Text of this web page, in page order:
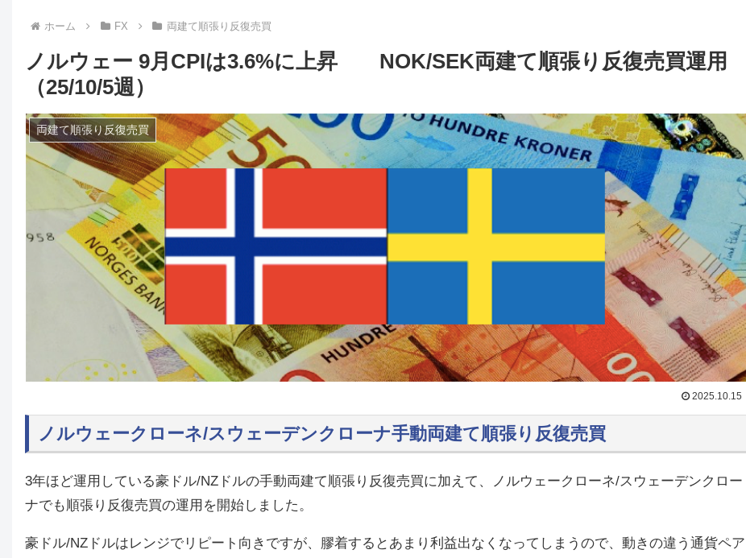
ホーム FX 両建て順張り反復売買
ノルウェー 9月CPIは3.6%に上昇 NOK/SEK両建て順張り反復売買運用
（25/10/5週）
両建て順張り反復売買
2025.10.15
ノルウェークローネ/スウェーデンクローナ手動両建て順張り反復売買
3年ほど運用している豪ドル/NZドルの手動両建て順張り反復売買に加えて、ノルウェークローネ/スウェーデンクロー
ナでも順張り反復売買の運用を開始しました。
豪ドル/NZドルはレンジでリピート向きですが、膠着するとあまり利益出なくなってしまうので、動きの違う通貨ペア